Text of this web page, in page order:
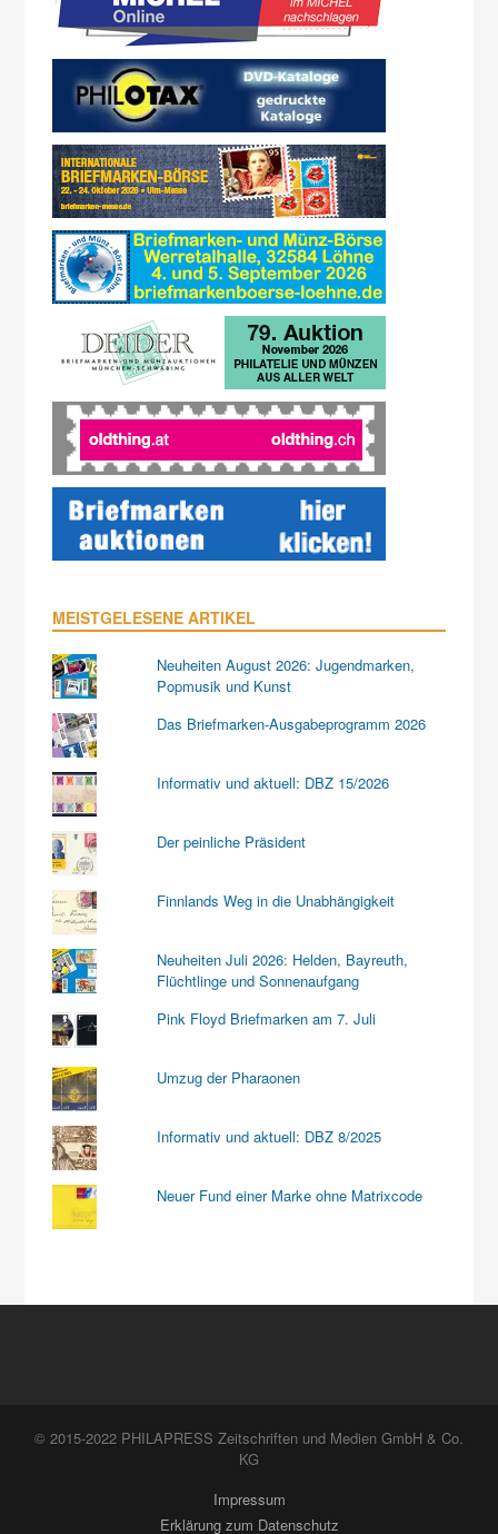
MEISTGELESENE ARTIKEL
Neuheiten August 2026: Jugendmarken,
Popmusik und Kunst
Das Briefmarken-Ausgabeprogramm 2026
Informativ und aktuell: DBZ 15/2026
Der peinliche Präsident
Finnlands Weg in die Unabhängigkeit
Neuheiten Juli 2026: Helden, Bayreuth,
Flüchtlinge und Sonnenaufgang
Pink Floyd Briefmarken am 7. Juli
Umzug der Pharaonen
Informativ und aktuell: DBZ 8/2025
Neuer Fund einer Marke ohne Matrixcode
© 2015-2022 PHILAPRESS Zeitschriften und Medien GmbH & Co.
KG
Impressum
Erklärung zum Datenschutz